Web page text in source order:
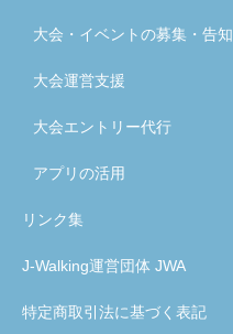
大会・イベントの募集・告知
大会運営支援
大会エントリー代行
アプリの活用
リンク集
J-Walking運営団体 JWA
特定商取引法に基づく表記